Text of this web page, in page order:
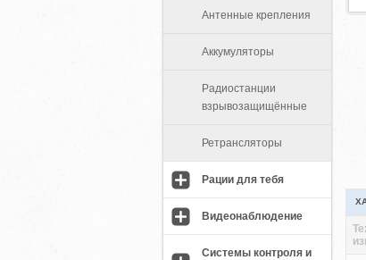
Антенные крепления
Аккумуляторы
Радиостанции
взрывозащищённые
Ретрансляторы
Рации для тебя
Видеонаблюдение
Системы контроля и